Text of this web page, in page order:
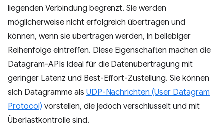
liegenden Verbindung begrenzt. Sie werden
möglicherweise nicht erfolgreich übertragen und
können, wenn sie übertragen werden, in beliebiger
Reihenfolge eintreffen. Diese Eigenschaften machen die
Datagram-APIs ideal für die Datenübertragung mit
geringer Latenz und Best-Effort-Zustellung. Sie können
sich Datagramme als UDP-Nachrichten (User Datagram
Protocol) vorstellen, die jedoch verschlüsselt und mit
Überlastkontrolle sind.